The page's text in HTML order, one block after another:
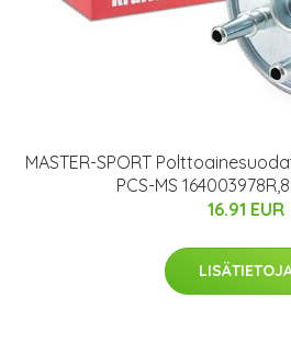
MASTER-SPORT
PCS-MS
16.91 EUR